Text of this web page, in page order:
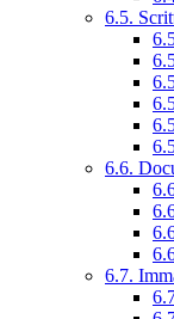
6.5.
6.6.
6.7.